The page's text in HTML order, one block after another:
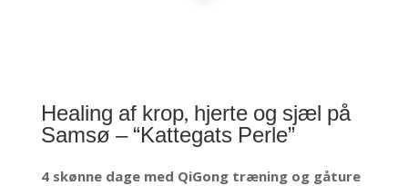
Healing af krop, hjerte og sjæl på
Samsø – “Kattegats Perle”
4 skønne dage med QiGong træning og gåture